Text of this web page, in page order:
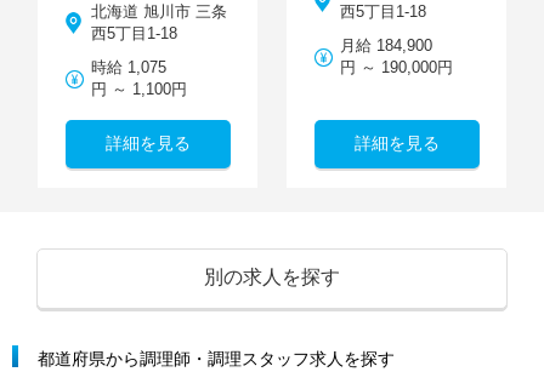
北海道 旭川市 三条
西5丁目1-18
時給 1,075
円 ～ 1,100円
詳細を見る
西5丁目1-18
月給 184,900
円 ～ 190,000円
詳細を見る
別の求人を探す
都道府県から調理師・調理スタッフ求人を探す